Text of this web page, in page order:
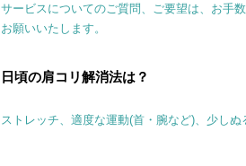
サービスについてのご質問、ご要望は、お手
お願いいたします。
日頃の肩コリ解消法は？
ストレッチ、適度な運動(首・腕など)、少し